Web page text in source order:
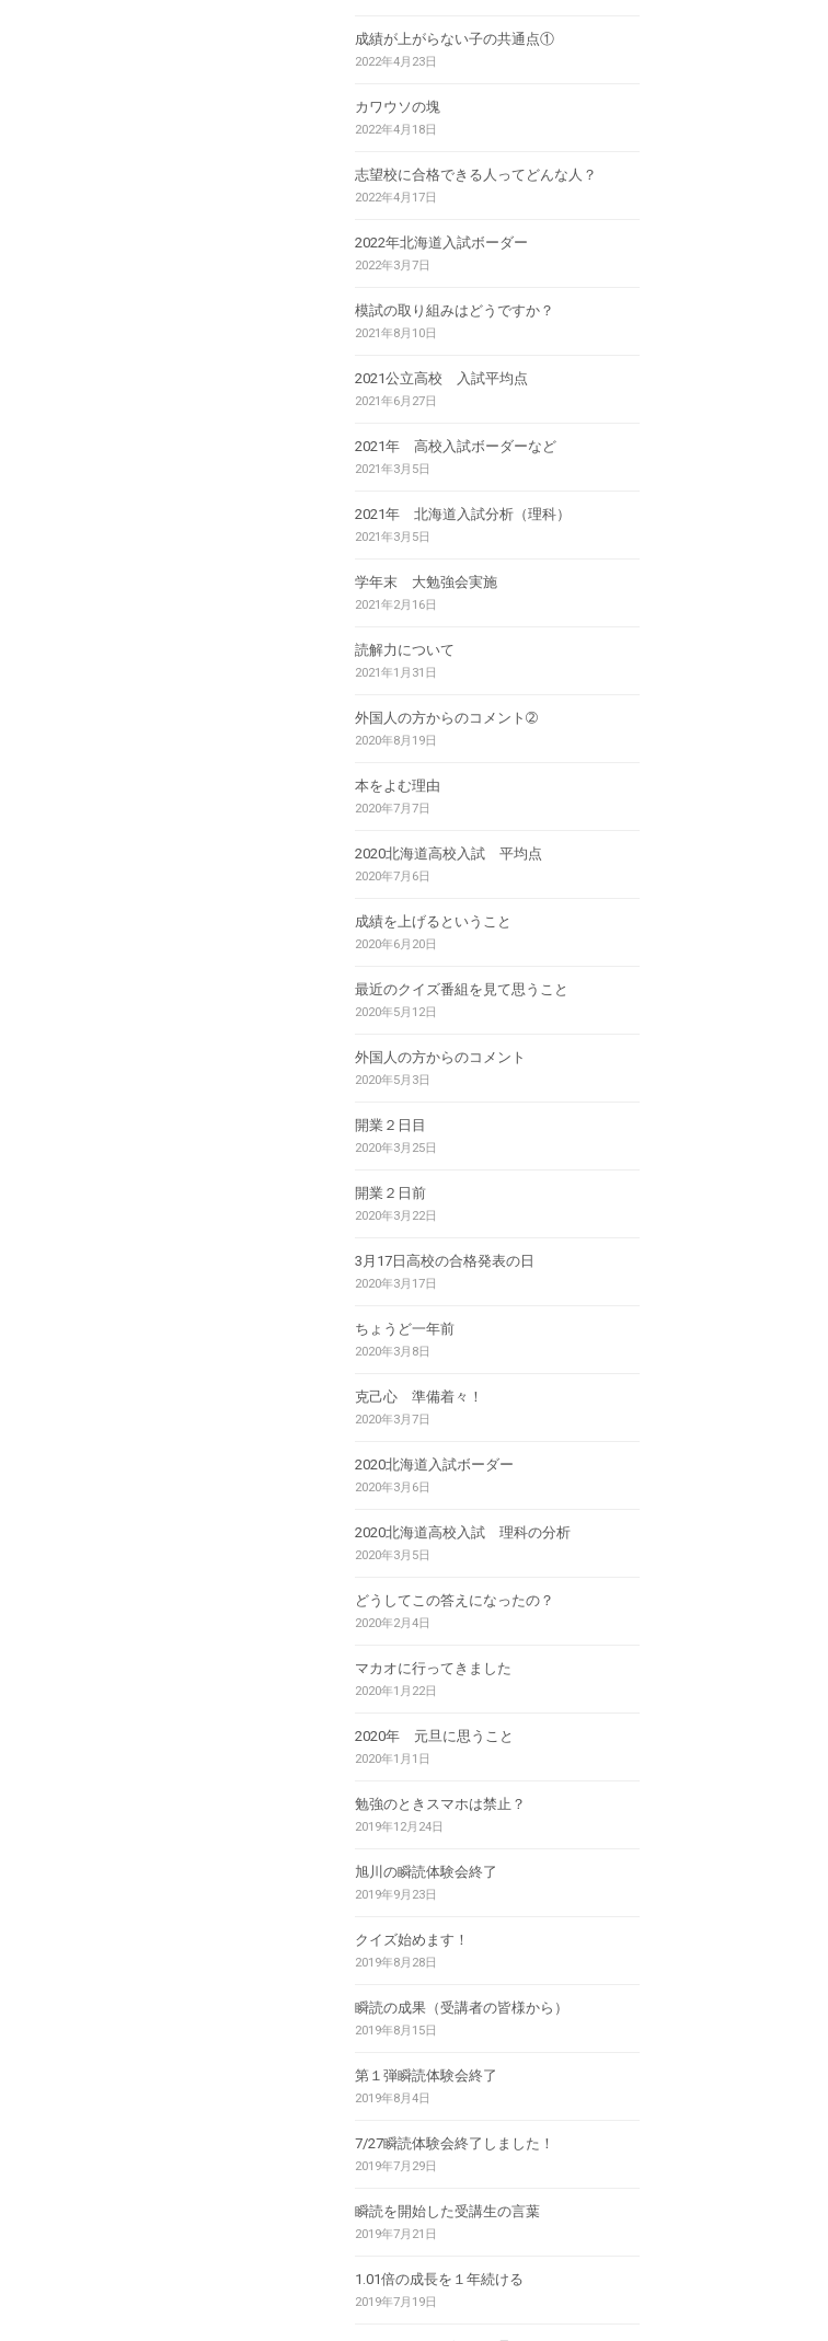
成績が上がらない子の共通点①
2022年4月23日
カワウソの塊
2022年4月18日
志望校に合格できる人ってどんな人？
2022年4月17日
2022年北海道入試ボーダー
2022年3月7日
模試の取り組みはどうですか？
2021年8月10日
2021公立高校 入試平均点
2021年6月27日
2021年 高校入試ボーダーなど
2021年3月5日
2021年 北海道入試分析（理科）
2021年3月5日
学年末 大勉強会実施
2021年2月16日
読解力について
2021年1月31日
外国人の方からのコメント➁
2020年8月19日
本をよむ理由
2020年7月7日
2020北海道高校入試 平均点
2020年7月6日
成績を上げるということ
2020年6月20日
最近のクイズ番組を見て思うこと
2020年5月12日
外国人の方からのコメント
2020年5月3日
開業２日目
2020年3月25日
開業２日前
2020年3月22日
3月17日高校の合格発表の日
2020年3月17日
ちょうど一年前
2020年3月8日
克己心 準備着々！
2020年3月7日
2020北海道入試ボーダー
2020年3月6日
2020北海道高校入試 理科の分析
2020年3月5日
どうしてこの答えになったの？
2020年2月4日
マカオに行ってきました
2020年1月22日
2020年 元旦に思うこと
2020年1月1日
勉強のときスマホは禁止？
2019年12月24日
旭川の瞬読体験会終了
2019年9月23日
クイズ始めます！
2019年8月28日
瞬読の成果（受講者の皆様から）
2019年8月15日
第１弾瞬読体験会終了
2019年8月4日
7/27瞬読体験会終了しました！
2019年7月29日
瞬読を開始した受講生の言葉
2019年7月21日
1.01倍の成長を１年続ける
2019年7月19日